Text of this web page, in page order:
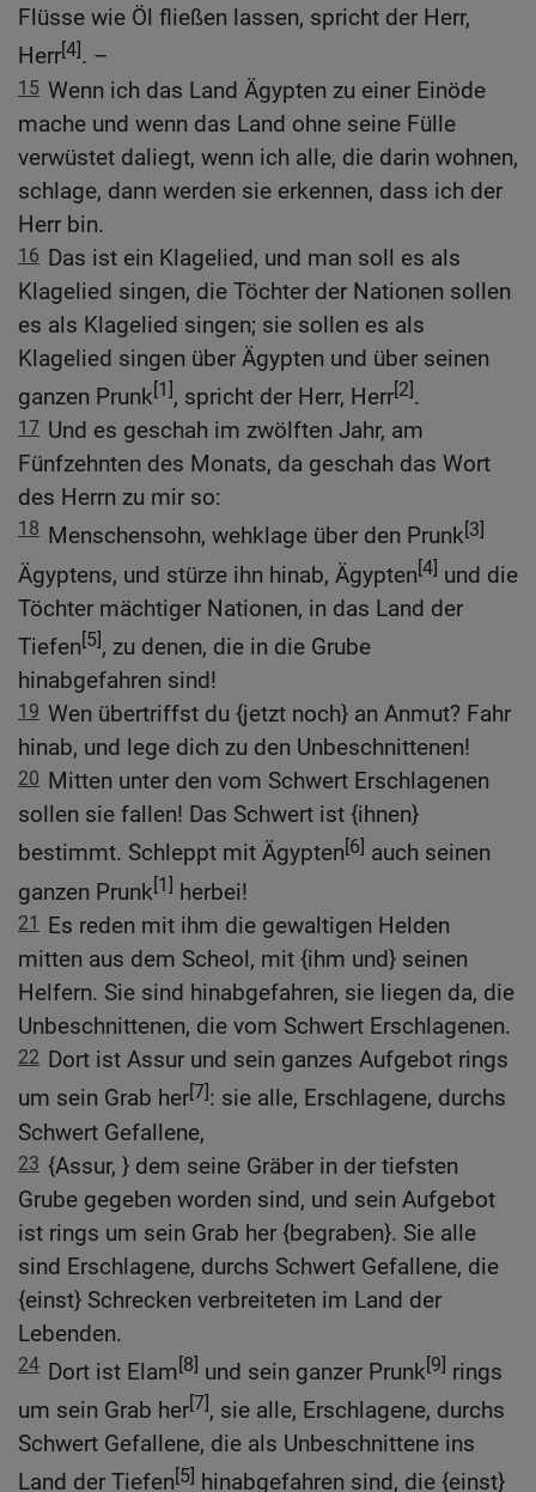
Flüsse wie Öl fließen lassen, spricht der Herr,
Herr[4]. –
15 Wenn ich das Land Ägypten zu einer Einöde
mache und wenn das Land ohne seine Fülle
verwüstet daliegt, wenn ich alle, die darin wohnen,
schlage, dann werden sie erkennen, dass ich der
Herr bin.
16 Das ist ein Klagelied, und man soll es als
Klagelied singen, die Töchter der Nationen sollen
es als Klagelied singen; sie sollen es als
Klagelied singen über Ägypten und über seinen
ganzen Prunk[1], spricht der Herr, Herr[2].
17 Und es geschah im zwölften Jahr, am
Fünfzehnten des Monats, da geschah das Wort
des Herrn zu mir so:
18 Menschensohn, wehklage über den Prunk[3]
Ägyptens, und stürze ihn hinab, Ägypten[4] und die
Töchter mächtiger Nationen, in das Land der
Tiefen[5], zu denen, die in die Grube
hinabgefahren sind!
19 Wen übertriffst du {jetzt noch} an Anmut? Fahr
hinab, und lege dich zu den Unbeschnittenen!
20 Mitten unter den vom Schwert Erschlagenen
sollen sie fallen! Das Schwert ist {ihnen}
bestimmt. Schleppt mit Ägypten[6] auch seinen
ganzen Prunk[1] herbei!
21
Es reden mit ihm die gewaltigen Helden
mitten aus dem Scheol, mit {ihm und} seinen
Helfern. Sie sind hinabgefahren, sie liegen da, die
Unbeschnittenen, die vom Schwert Erschlagenen.
22 Dort ist Assur und sein ganzes Aufgebot rings
um sein Grab her[7]: sie alle, Erschlagene, durchs
Schwert Gefallene,
23 {Assur, } dem seine Gräber in der tiefsten
Grube gegeben worden sind, und sein Aufgebot
ist rings um sein Grab her {begraben}. Sie alle
sind Erschlagene, durchs Schwert Gefallene, die
{einst} Schrecken verbreiteten im Land der
Lebenden.
24 Dort ist Elam[8] und sein ganzer Prunk[9] rings
um sein Grab her[7], sie alle, Erschlagene, durchs
Schwert Gefallene, die als Unbeschnittene ins
Land der Tiefen[5] hinabgefahren sind, die {einst}